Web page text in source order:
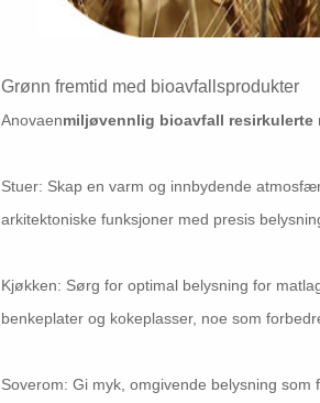
Grønn fremtid med bioavfallsprodukter
Anovaenmiljøvennlig bioavfall resirkulerte
Stuer: Skap en varm og innbydende
arkitektoniske funksjoner med presis
Kjøkken: Sørg for optimal belysning for
benkeplater og kokeplasser, noe som
Soverom: Gi myk, omgivende belysning